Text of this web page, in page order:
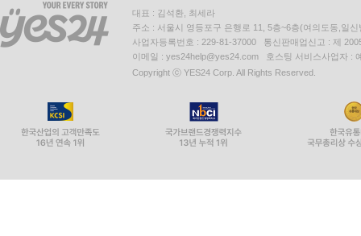
대표 : 김석환, 최세라
주소 : 서울시 영등포구 은행로 11, 5층~6층(여의도동,일신
사업자등록번호 : 229-81-37000 통신판매업신고 : 제
이메일 : yes24help@yes24.com 호스팅 서비스사업자 :
Copyright ⓒ YES24 Corp. All Rights Reserved.